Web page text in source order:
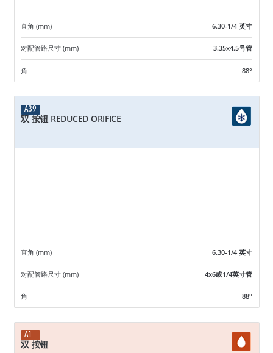
直角 (mm) 6.30-1/4 英寸
对配管路尺寸 (mm) 3.35x4.5号管
角 88°
A39
双 按钮 REDUCED ORIFICE
直角 (mm) 6.30-1/4 英寸
对配管路尺寸 (mm) 4x6或1/4英寸管
角 88°
A1
双 按钮